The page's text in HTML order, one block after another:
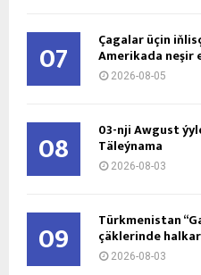
07 Çagalar üçin
Amerikada neşir
2026-08-05
08 03-nji Awgust
Täleýnama
2026-08-03
09 Türkmenistan
çäklerinde
2026-08-03